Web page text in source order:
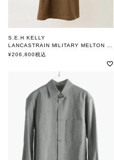
S.E.H KELLY
LANCASTRAIN MILITARY MELTON REVERSIBLE トレンチコート
エスイーエイチケリー
¥206,800税込